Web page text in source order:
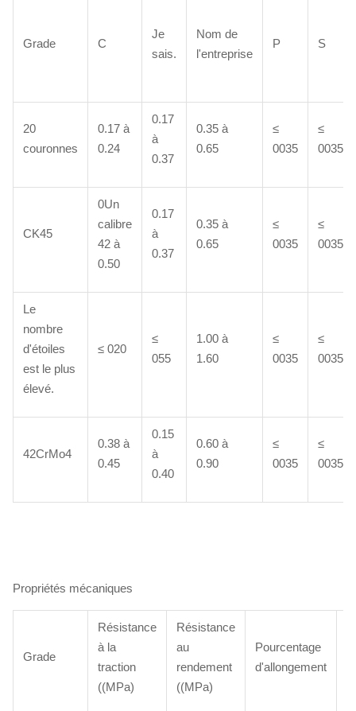
Grade C
Je
sais.
Nom de
l'entreprise
P S
20
couronnes
0.17 à
0.24
0.17
à
0.37
0.35 à
0.65
≤
0035
≤
0035
CK45
0Un
calibre
42 à
0.50
0.17
à
0.37
0.35 à
0.65
≤
0035
≤
0035
Le
nombre
d'étoiles
est le plus
élevé.
≤ 020
≤
055
1.00 à
1.60
≤
0035
≤
0035
42CrMo4
0.38 à
0.45
0.15
à
0.40
0.60 à
0.90
≤
0035
≤
0035
Propriétés mécaniques
Grade
Résistance
à la
traction
((MPa)
Résistance
au
rendement
((MPa)
Pourcentage
d'allongement